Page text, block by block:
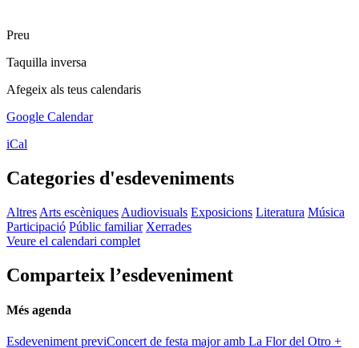
Preu
Taquilla inversa
Afegeix als teus calendaris
Google Calendar
iCal
Categories d'esdeveniments
Altres Arts escèniques Audiovisuals Exposicions Literatura Música
Participació Públic familiar Xerrades
Veure el calendari complet
Comparteix l’esdeveniment
Més agenda
Esdeveniment previConcert de festa major amb La Flor del Otro +